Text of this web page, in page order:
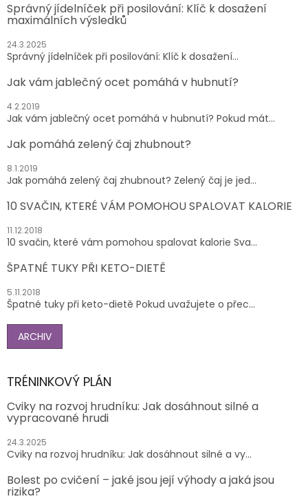
Správný jídelníček při posilování: Klíč k dosažení
maximálních výsledků
24.3.2025
Správný jídelníček při posilování: Klíč k dosažení...
Jak vám jablečný ocet pomáhá v hubnutí?
4.2.2019
Jak vám jablečný ocet pomáhá v hubnutí? Pokud mát...
Jak pomáhá zelený čaj zhubnout?
8.1.2019
Jak pomáhá zelený čaj zhubnout? Zelený čaj je jed...
10 SVAČIN, KTERÉ VÁM POMOHOU SPALOVAT KALORIE
11.12.2018
10 svačin, které vám pomohou spalovat kalorie Sva...
ŠPATNÉ TUKY PŘI KETO-DIETĚ
5.11.2018
Špatné tuky při keto-dietě Pokud uvažujete o přec...
ARCHIV
TRÉNINKOVÝ PLÁN
Cviky na rozvoj hrudníku: Jak dosáhnout silné a
vypracované hrudi
24.3.2025
Cviky na rozvoj hrudníku: Jak dosáhnout silné a vy...
Bolest po cvičení – jaké jsou její výhody a jaká jsou
rizika?